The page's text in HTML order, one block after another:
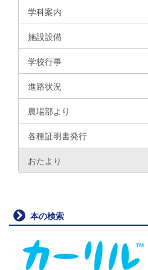
学科案内
施設設備
学校行事
進路状況
農場部より
各種証明書発行
おたより
本の検索